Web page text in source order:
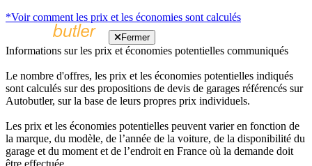
*Voir comment les prix et les économies sont calculés
Fermer
Informations sur les prix et économies potentielles communiqués
Le nombre d'offres, les prix et les économies potentielles indiqués
sont calculés sur des propositions de devis de garages référencés sur
Autobutler, sur la base de leurs propres prix individuels.
Les prix et les économies potentielles peuvent varier en fonction de
la marque, du modèle, de l’année de la voiture, de la disponibilité du
garage et du moment et de l’endroit en France où la demande doit
être effectuée.